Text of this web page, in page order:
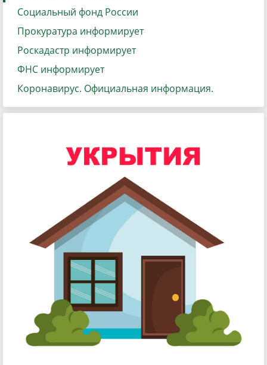
Социальный фонд России
Прокуратура информирует
Роскадастр информирует
ФНС информирует
Коронавирус. Официальная информация.